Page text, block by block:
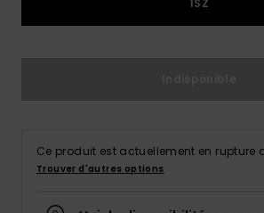
Consulter
1SZ
Ce produit est actuellement en rupture
Trouver d'autres options